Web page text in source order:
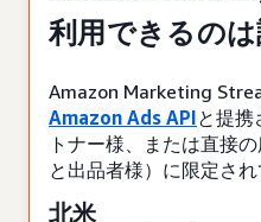
利用できるの
Amazon Marketing
Amazon Ads APIと提携
トナー様、または直接
と出品者様）に限定され
北米